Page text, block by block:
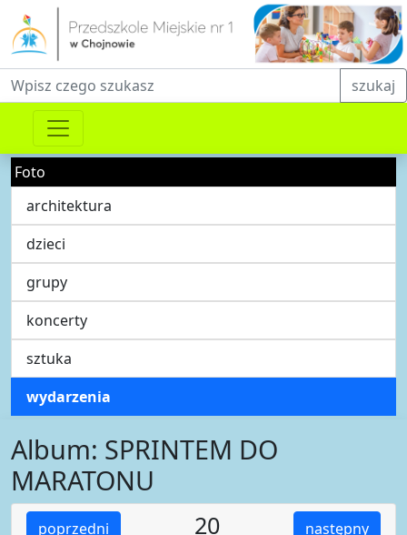
Fraza do wyszukiwania szukaj
Foto
architektura
dzieci
grupy
koncerty
sztuka
wydarzenia
Album: SPRINTEM DO
MARATONU
poprzedni następny
20